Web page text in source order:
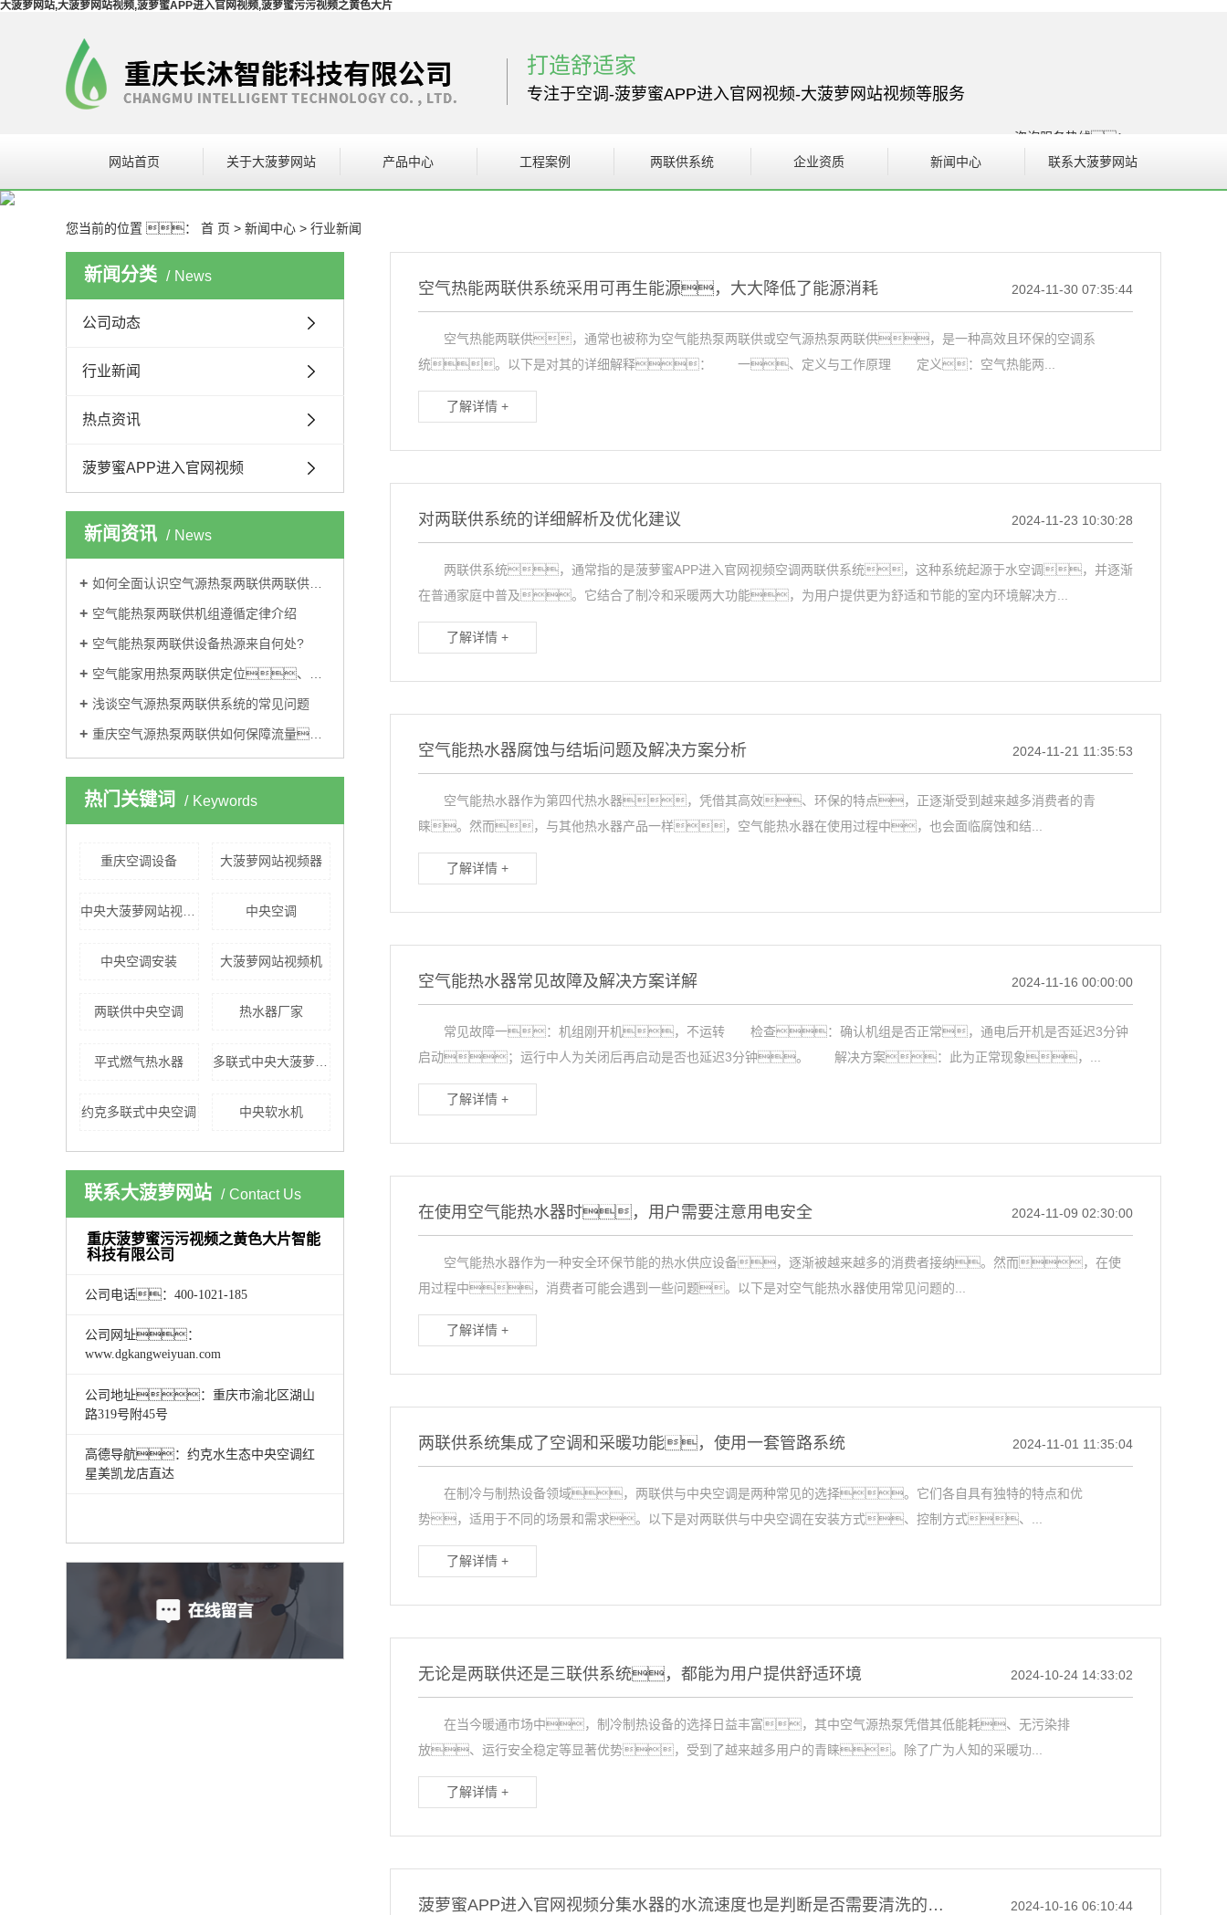
大菠萝网站,大菠萝网站视频,菠萝蜜APP进入官网视频,菠萝蜜污污视频之黄色大片
打造舒适家
专注于空调-菠萝蜜APP进入官网视频-大菠萝网站视频等服务
咨询服务热线：
400-102-1185
186-8086-6089
网站首页 关于大菠萝网站 产品中心
暖通设备
工程案例 两联供系统 企业资质 新闻中心
菠萝蜜APP进入官网视
频
联系大菠萝网站
您当前的位置 ： 首 页 > 新闻中心 > 行业新闻
新闻分类 News
公司动态
行业新闻
热点资讯
菠萝蜜APP进入官网视频
新闻资讯 News
如何全面认识空气源热泵两联供两联供！
空气能热泵两联供机组遵循定律介绍
空气能热泵两联供设备热源来自何处?
空气能家用热泵两联供定位、设计有哪些特点?
浅谈空气源热泵两联供系统的常见问题
重庆空气源热泵两联供如何保障流量？
热门关键词 Keywords
重庆空调设备 大菠萝网站视频器
中央空调
中央空调安装 大菠萝网站视频机
两联供中央空调 热水器厂家
平式燃气热水器 多联式中央大菠萝网站
约克多联式中央空调 中央软水机
联系大菠萝网站 Contact Us
重庆菠萝蜜污污视频之黄色大片智能
科技有限公司
公司电话：400-1021-185
公司网址：
www.dgkangweiyuan.com
公司地址：重庆市渝北区湖山
路319号附45号
高德导航：约克水生态中央空调红
星美凯龙店直达
空气热能两联供系统采用可再生能源，大大降低了能源消耗 2024-11-30 07:35:44
空气热能两联供，通常也被称为空气能热泵两联供或空气源热泵两联供，是一种高效且环保的空调系
统。以下是对其的详细解释： 一、定义与工作原理 定义：空气热能两...
了解详情 +
对两联供系统的详细解析及优化建议 2024-11-23 10:30:28
两联供系统，通常指的是菠萝蜜APP进入官网视频空调两联供系统，这种系统起源于水空调，并逐渐
在普通家庭中普及。它结合了制冷和采暖两大功能，为用户提供更为舒适和节能的室内环境解决方...
了解详情 +
空气能热水器腐蚀与结垢问题及解决方案分析 2024-11-21 11:35:53
空气能热水器作为第四代热水器，凭借其高效、环保的特点，正逐渐受到越来越多消费者的青
睐。然而，与其他热水器产品一样，空气能热水器在使用过程中，也会面临腐蚀和结...
了解详情 +
空气能热水器常见故障及解决方案详解 2024-11-16 00:00:00
常见故障一：机组刚开机，不运转 检查：确认机组是否正常，通电后开机是否延迟3分钟
启动；运行中人为关闭后再启动是否也延迟3分钟。 解决方案：此为正常现象，...
了解详情 +
在使用空气能热水器时，用户需要注意用电安全 2024-11-09 02:30:00
空气能热水器作为一种安全环保节能的热水供应设备，逐渐被越来越多的消费者接纳。然而，在使
用过程中，消费者可能会遇到一些问题。以下是对空气能热水器使用常见问题的...
了解详情 +
两联供系统集成了空调和采暖功能，使用一套管路系统 2024-11-01 11:35:04
在制冷与制热设备领域，两联供与中央空调是两种常见的选择。它们各自具有独特的特点和优
势，适用于不同的场景和需求。以下是对两联供与中央空调在安装方式、控制方式、...
了解详情 +
无论是两联供还是三联供系统，都能为用户提供舒适环境 2024-10-24 14:33:02
在当今暖通市场中，制冷制热设备的选择日益丰富，其中空气源热泵凭借其低能耗、无污染排
放、运行安全稳定等显著优势，受到了越来越多用户的青睐。除了广为人知的采暖功...
了解详情 +
菠萝蜜APP进入官网视频分集水器的水流速度也是判断是否需要清洗的重要依据 2024-10-16 06:10:44